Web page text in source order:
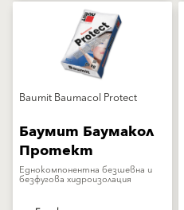
Baumit Baumacol Protect
Баумит Баумакол
Протект
Еднокомпонентна безшевна и
безфугова хидроизолация